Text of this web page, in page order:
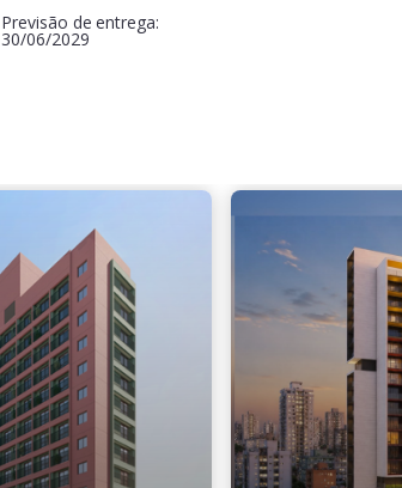
Previsão de entrega:
30/06/2029